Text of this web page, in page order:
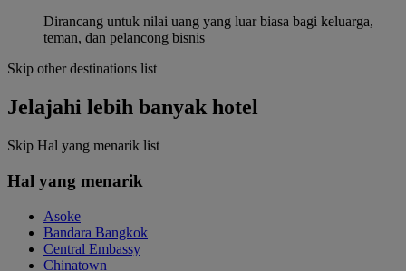
Dirancang untuk nilai uang yang luar biasa bagi keluarga,
teman, dan pelancong bisnis
Skip other destinations list
Jelajahi lebih banyak hotel
Skip Hal yang menarik list
Hal yang menarik
Asoke
Bandara Bangkok
Central Embassy
Chinatown